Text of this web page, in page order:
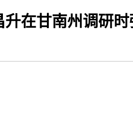
升在甘南州调研时